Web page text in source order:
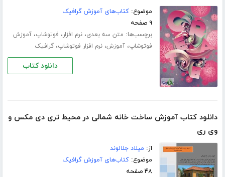
موضوع:کتاب‌های آموزش گرافیک
۹ صفحه
برچسب‌ها: متن سه بعدی،نرم افزار، فوتوشاپ،آموزش
فوتوشاپ،آموزش،نرم افزار فوتوشاپ،گرافیک
دانلود کتاب
دانلود کتاب آموزش ساخت خانه شمالی در محیط تری دی مکس و
وی ری
از: میلاد جلالوند
موضوع:کتاب‌های آموزش گرافیک
۴۸ صفحه